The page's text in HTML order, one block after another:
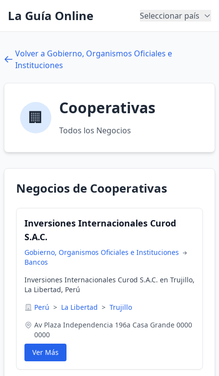
La Guía Online Seleccionar país
Volver a Gobierno, Organismos Oficiales e
Instituciones
🏢 Cooperativas
Todos los Negocios
Negocios de Cooperativas
Inversiones Internacionales Curod
S.A.C.
Gobierno, Organismos Oficiales e Instituciones
Bancos
Inversiones Internacionales Curod S.A.C. en Trujillo,
La Libertad, Perú
Perú > La Libertad > Trujillo
Av Plaza Independencia 196a Casa Grande 0000
0000
Ver Más